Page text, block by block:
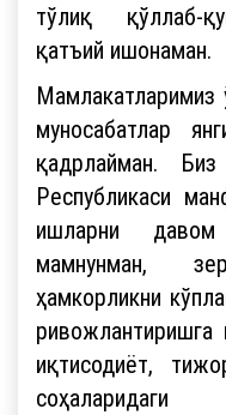
тўлиқ қўллаб-
қатъий ишонаман.
Мамлакатларимиз
муносабатлар
қадрлайман.
Республикаси
ишларни давом
мамнунман,
ҳамкорликни
иқтисодиёт,
соҳаларидаги